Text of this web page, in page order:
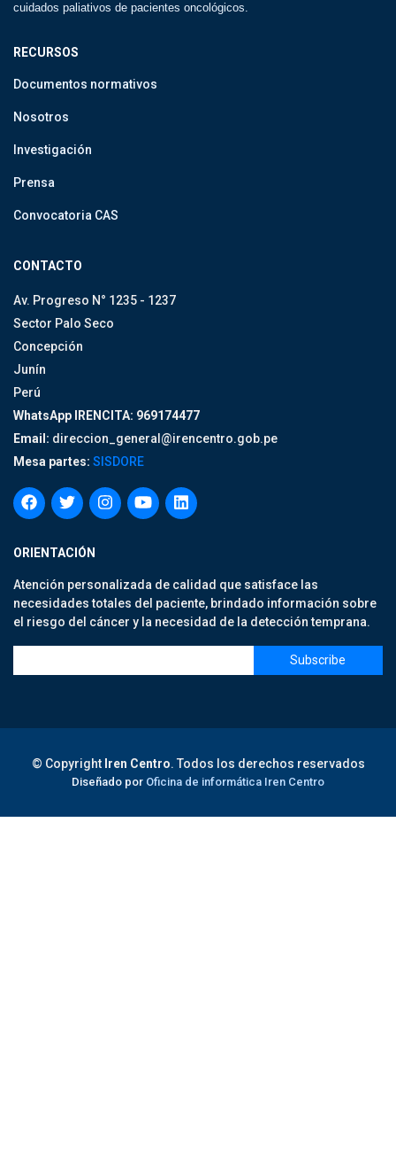
cuidados paliativos de pacientes oncológicos.
RECURSOS
Documentos normativos
Nosotros
Investigación
Prensa
Convocatoria CAS
CONTACTO
Av. Progreso N° 1235 - 1237
Sector Palo Seco
Concepción
Junín
Perú
WhatsApp IRENCITA: 969174477
Email: direccion_general@irencentro.gob.pe
Mesa partes: SISDORE
ORIENTACIÓN
Atención personalizada de calidad que satisface las
necesidades totales del paciente, brindado información sobre
el riesgo del cáncer y la necesidad de la detección temprana.
© Copyright Iren Centro. Todos los derechos reservados
Diseñado por Oficina de informática Iren Centro